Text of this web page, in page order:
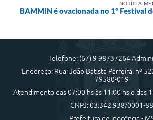
NOTÍCIA
BAMMIN é ovacionada no 1º Festival
Telefone: (67) 9 98737264
Endereço: Rua: João Batista Parreira, nº
79580-019
Atendimento das 07:00 hs às 11:00 hs e das
CNPJ: 03.342.938/0001-88